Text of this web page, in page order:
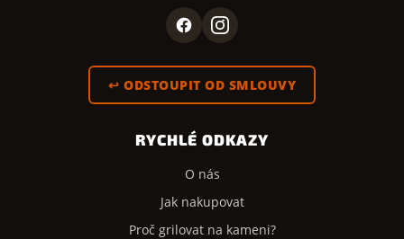
↩ ODSTOUPIT OD SMLOUVY
RYCHLÉ ODKAZY
O nás
Jak nakupovat
Proč grilovat na kameni?